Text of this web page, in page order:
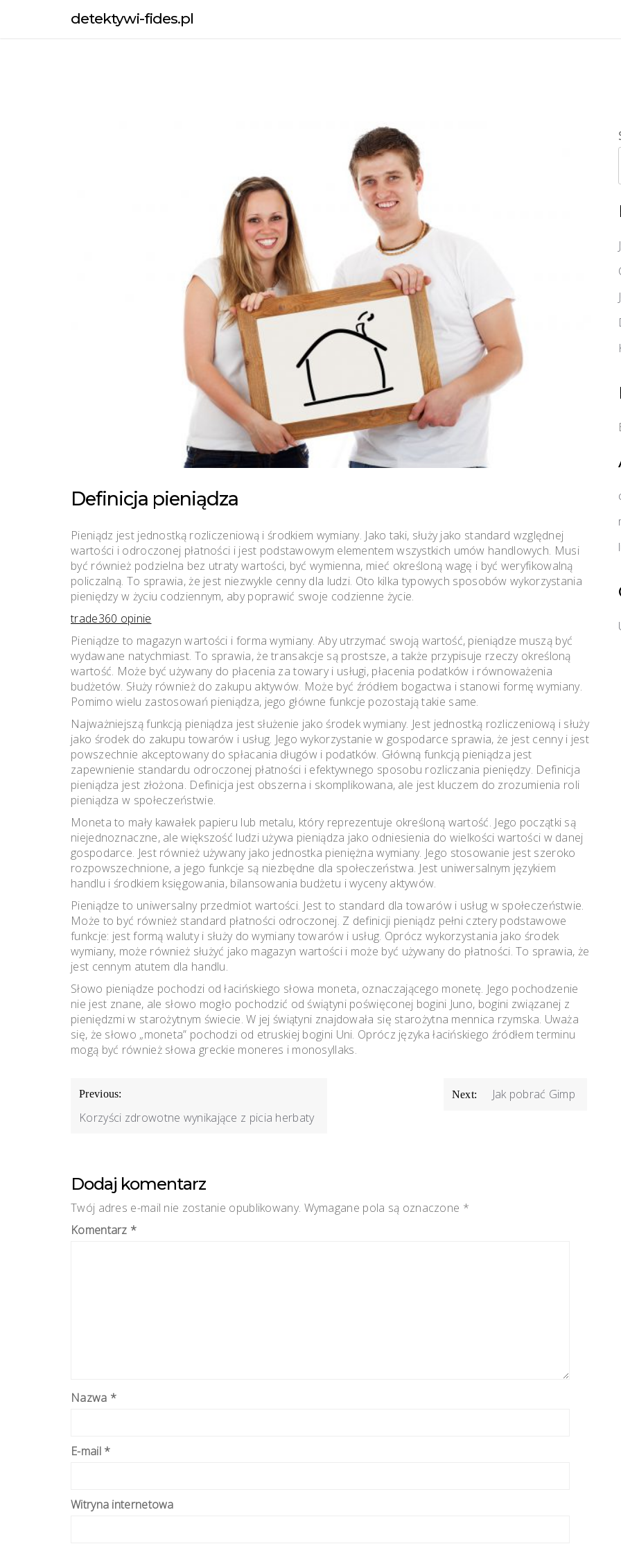
detektywi-fides.pl
Definicja pieniądza
Pieniądz jest jednostką rozliczeniową i środkiem wymiany. Jako taki, służy jako standard względnej
wartości i odroczonej płatności i jest podstawowym elementem wszystkich umów handlowych. Musi
być również podzielna bez utraty wartości, być wymienna, mieć określoną wagę i być weryfikowalną
policzalną. To sprawia, że ​​jest niezwykle cenny dla ludzi. Oto kilka typowych sposobów wykorzystania
pieniędzy w życiu codziennym, aby poprawić swoje codzienne życie.
trade360 opinie
Pieniądze to magazyn wartości i forma wymiany. Aby utrzymać swoją wartość, pieniądze muszą być
wydawane natychmiast. To sprawia, że ​​transakcje są prostsze, a także przypisuje rzeczy określoną
wartość. Może być używany do płacenia za towary i usługi, płacenia podatków i równoważenia
budżetów. Służy również do zakupu aktywów. Może być źródłem bogactwa i stanowi formę wymiany.
Pomimo wielu zastosowań pieniądza, jego główne funkcje pozostają takie same.
Najważniejszą funkcją pieniądza jest służenie jako środek wymiany. Jest jednostką rozliczeniową i służy
jako środek do zakupu towarów i usług. Jego wykorzystanie w gospodarce sprawia, że ​​jest cenny i jest
powszechnie akceptowany do spłacania długów i podatków. Główną funkcją pieniądza jest
zapewnienie standardu odroczonej płatności i efektywnego sposobu rozliczania pieniędzy. Definicja
pieniądza jest złożona. Definicja jest obszerna i skomplikowana, ale jest kluczem do zrozumienia roli
pieniądza w społeczeństwie.
Moneta to mały kawałek papieru lub metalu, który reprezentuje określoną wartość. Jego początki są
niejednoznaczne, ale większość ludzi używa pieniądza jako odniesienia do wielkości wartości w danej
gospodarce. Jest również używany jako jednostka pieniężna wymiany. Jego stosowanie jest szeroko
rozpowszechnione, a jego funkcje są niezbędne dla społeczeństwa. Jest uniwersalnym językiem
handlu i środkiem księgowania, bilansowania budżetu i wyceny aktywów.
Pieniądze to uniwersalny przedmiot wartości. Jest to standard dla towarów i usług w społeczeństwie.
Może to być również standard płatności odroczonej. Z definicji pieniądz pełni cztery podstawowe
funkcje: jest formą waluty i służy do wymiany towarów i usług. Oprócz wykorzystania jako środek
wymiany, może również służyć jako magazyn wartości i może być używany do płatności. To sprawia, że
​​jest cennym atutem dla handlu.
Słowo pieniądze pochodzi od łacińskiego słowa moneta, oznaczającego monetę. Jego pochodzenie
nie jest znane, ale słowo mogło pochodzić od świątyni poświęconej bogini Juno, bogini związanej z
pieniędzmi w starożytnym świecie. W jej świątyni znajdowała się starożytna mennica rzymska. Uważa
się, że słowo „moneta” pochodzi od etruskiej bogini Uni. Oprócz języka łacińskiego źródłem terminu
mogą być również słowa greckie moneres i monosyllaks.
Nawigacja
wpisu
Previous:
Korzyści zdrowotne wynikające z picia herbaty
Next: Jak pobrać Gimp
Dodaj komentarz
Twój adres e-mail nie zostanie opublikowany. Wymagane pola są oznaczone *
Komentarz *
Nazwa *
E-mail *
Witryna internetowa